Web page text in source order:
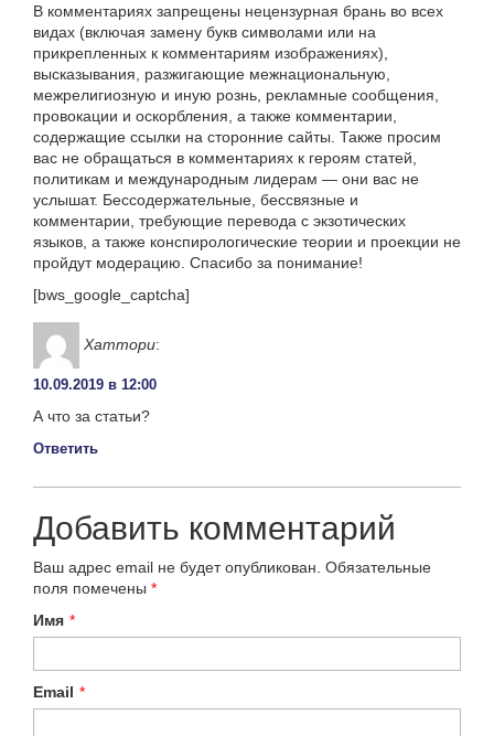
В комментариях запрещены нецензурная брань во всех
видах (включая замену букв символами или на
прикрепленных к комментариям изображениях),
высказывания, разжигающие межнациональную,
межрелигиозную и иную рознь, рекламные сообщения,
провокации и оскорбления, а также комментарии,
содержащие ссылки на сторонние сайты. Также просим
вас не обращаться в комментариях к героям статей,
политикам и международным лидерам — они вас не
услышат. Бессодержательные, бессвязные и
комментарии, требующие перевода с экзотических
языков, а также конспирологические теории и проекции не
пройдут модерацию. Спасибо за понимание!
[bws_google_captcha]
Хаттори:
10.09.2019 в 12:00
А что за статьи?
Ответить
Добавить комментарий
Ваш адрес email не будет опубликован. Обязательные
поля помечены *
Имя *
Email *